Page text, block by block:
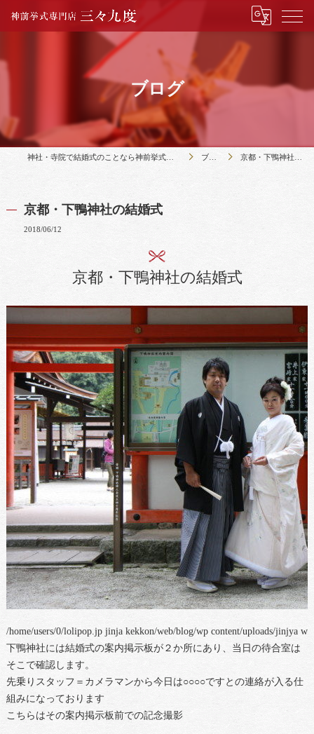
ブログ
神社・寺院で結婚式のことなら神前挙式専門店三々九度 ブログ 京都・下鴨神社の結婚式
京都・下鴨神社の結婚式
2018/06/12
京都・下鴨神社の結婚式
/home/users/0/lolipop.jp jinja kekkon/web/blog/wp content/uploads/jinjya
下鴨神社には結婚式の案内掲示板が２か所にあり、当日の待合室は
そこで確認します。
先乗りスタッフ＝カメラマンから今日は○○○○ですとの連絡が入る仕
組みになっております
こちらはその案内掲示板前での記念撮影